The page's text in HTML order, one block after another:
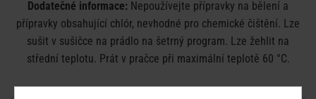
Dodatečné informace: Nepoužívejte přípravky na bělení a
přípravky obsahující chlór, nevhodné pro chemické čištění. Lze
sušit v sušičce na prádlo na šetrný program. Lze žehlit na
střední teplotu. Prát v pračce při maximální teplotě 60 °C.